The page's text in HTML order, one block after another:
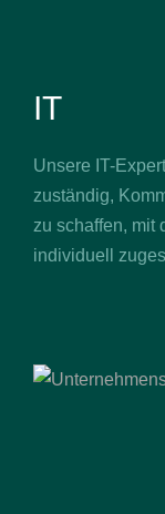
IT
Unsere IT-
zuständig,
zu schaffen, mit
individuell